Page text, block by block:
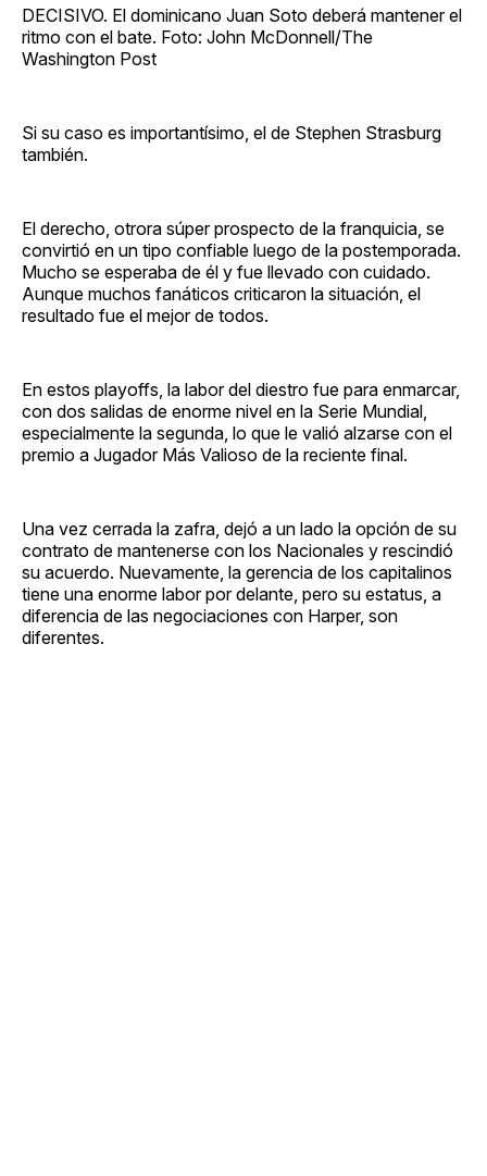
DECISIVO. El dominicano Juan Soto deberá mantener el
ritmo con el bate. Foto: John McDonnell/The
Washington Post
Si su caso es importantísimo, el de Stephen Strasburg
también.
El derecho, otrora súper prospecto de la franquicia, se
convirtió en un tipo confiable luego de la postemporada.
Mucho se esperaba de él y fue llevado con cuidado.
Aunque muchos fanáticos criticaron la situación, el
resultado fue el mejor de todos.
En estos playoffs, la labor del diestro fue para enmarcar,
con dos salidas de enorme nivel en la Serie Mundial,
especialmente la segunda, lo que le valió alzarse con el
premio a Jugador Más Valioso de la reciente final.
Una vez cerrada la zafra, dejó a un lado la opción de su
contrato de mantenerse con los Nacionales y rescindió
su acuerdo. Nuevamente, la gerencia de los capitalinos
tiene una enorme labor por delante, pero su estatus, a
diferencia de las negociaciones con Harper, son
diferentes.